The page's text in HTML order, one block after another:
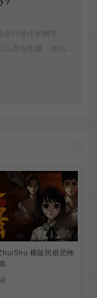
行操作和解答，
咨询客服，本站
横版民俗恐怖